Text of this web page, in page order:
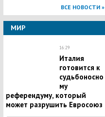
ВСЕ НОВОСТИ »
МИР
16:29
Италия
готовится к
судьбоносно
му
референдуму, который
может разрушить Евросоюз